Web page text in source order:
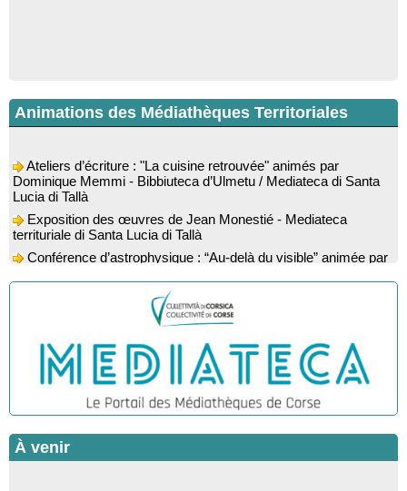
Animations des Médiathèques Territoriales
Dominique Memmi - Bibbiuteca d’Ulmetu / Mediateca di Santa
Lucia di Tallà
territuriale di Santa Lucia di Tallà
l’astrophysicien Paul Guerrini - Médiathèque - Pitretu è
Bicchisgià
Exposition des œuvres de Dominique Malberti Morin :
"Racines, peintures acryliques et aquarelles" - Mediateca
Animation : "Petits lecteurs" - Médiathèque - Pitretu è
Bicchisgià
Veillée de contes à la forêt enchantée "U Mondu ditu
mignuleddu" par la Caravane de Conteurs - Currà
Colloque : "Taravu : terre de patrimoines", Regards sur le
patrimoine religieux, roman, thermal et littéraire - Spaziu Jean-
Marc Fiamma - A Sarra di Farru
À venir